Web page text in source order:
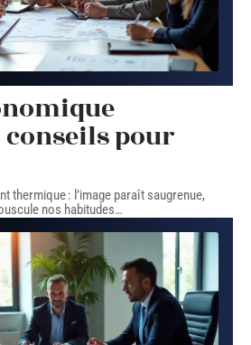
pour
thermique : l’image paraît saugrenue,
nos habitudes…